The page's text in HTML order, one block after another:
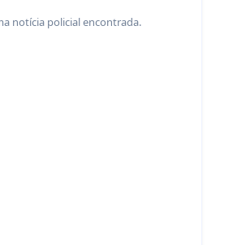
notícia policial encontrada.